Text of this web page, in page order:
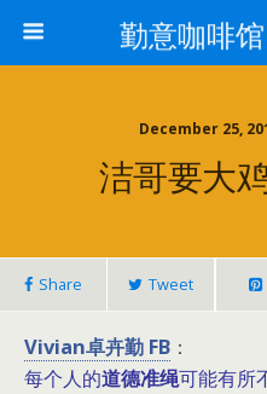
勤意咖啡馆 -
December 25,
洁哥要大
Share Tweet
Vivian卓卉勤 FB ：
每个人的道德准绳可能有所